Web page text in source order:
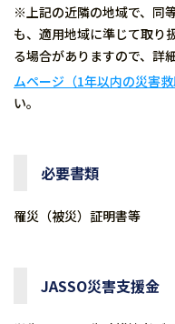
※上記の近隣の地域で、同
も、適用地域に準じて取り
る場合がありますので、詳
ムページ（1年以内の災害救
い。
必要書類
罹災（被災）証明書等
JASSO災害支援金